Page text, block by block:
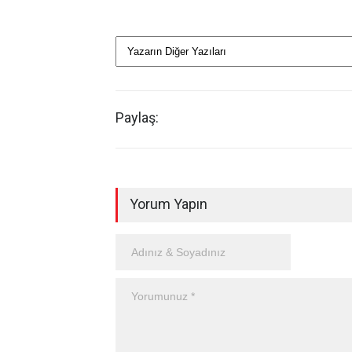
Paylaş:
Yorum Yapın